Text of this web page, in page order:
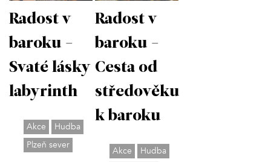
Radost v
baroku -
Svaté lásky
labyrinth
Akce
Hudba
Plzeň sever
Radost v
baroku -
Cesta od
středověku
k baroku
Akce
Hudba